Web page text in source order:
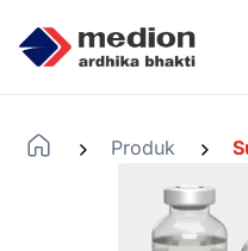
Produk